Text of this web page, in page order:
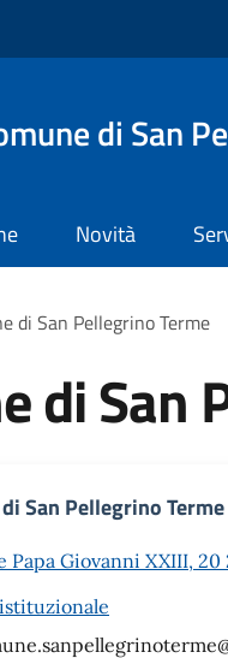
di San
Novità
di pane
di San Pellegrino Terme
di San
San Pellegrino Terme
Papa Giovanni XXIII,